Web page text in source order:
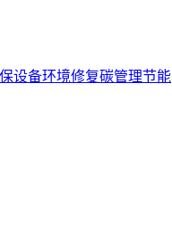
设备环境修复碳管理节能